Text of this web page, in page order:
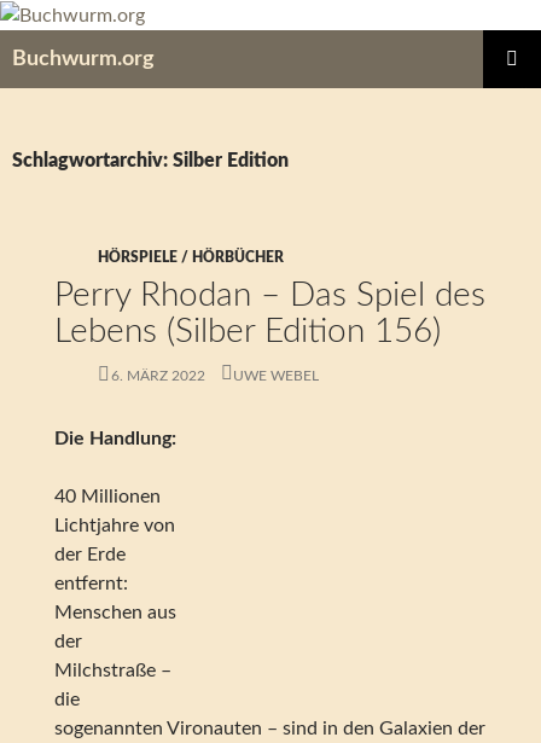
Zum
springen
Buchwurm.org
Schlagwortarchiv: Silber Edition
HÖRSPIELE / HÖRBÜCHER
Perry Rhodan – Das Spiel des
Lebens (Silber Edition 156)
6. MÄRZ 2022 UWE WEBEL
Die Handlung:
40 Millionen
Lichtjahre von
der Erde
entfernt:
Menschen aus
der
Milchstraße –
die
sogenannten Vironauten – sind in den Galaxien der